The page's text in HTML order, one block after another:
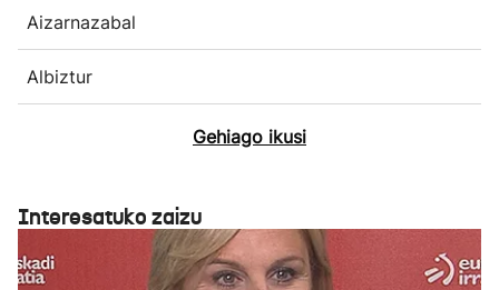
Aizarnazabal
Albiztur
Gehiago ikusi
Interesatuko zaizu